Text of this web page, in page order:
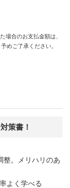
場合のお支払金額は、
めご了承ください。
策書！
整。メリハリのあ
よく学べる